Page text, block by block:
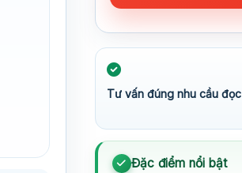
Tư vấn đúng nhu cầu đọc
Đặc điểm nổi bật